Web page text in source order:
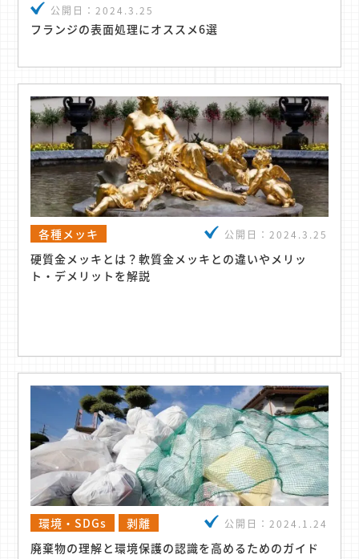
公開日：2024.3.25
フランジの表面処理にオススメ6選
各種メッキ 公開日： 2024.3.25
硬質金メッキとは？軟質金メッキとの違いやメリッ
ト・デメリットを解説
環境・SDGs 剥離 公開日： 2024.1.24
廃棄物の理解と環境保護の認識を高めるためのガイド